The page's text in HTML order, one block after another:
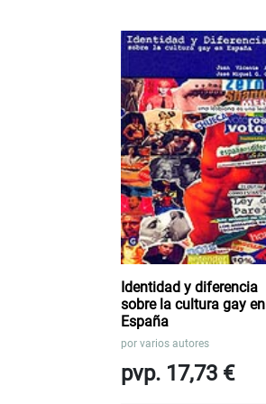
Identidad y diferencia
sobre la cultura gay en
España
por varios autores
pvp. 17,73 €